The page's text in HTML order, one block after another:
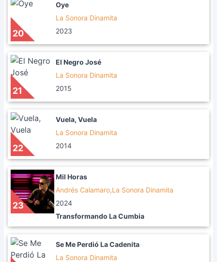
20
Oye
La Sonora Dinamita
2023
21
El Negro José
La Sonora Dinamita
2015
22
Vuela, Vuela
La Sonora Dinamita
2014
23
Mil Horas
Andrés Calamaro,La Sonora Dinamita
2024
Transformando La Cumbia
Se Me Perdió La Cadenita
La Sonora Dinamita